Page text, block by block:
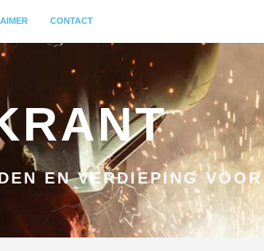
CONTACT
EN VERDIEPING